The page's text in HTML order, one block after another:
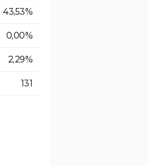
43,53%
0,00%
2,29%
131